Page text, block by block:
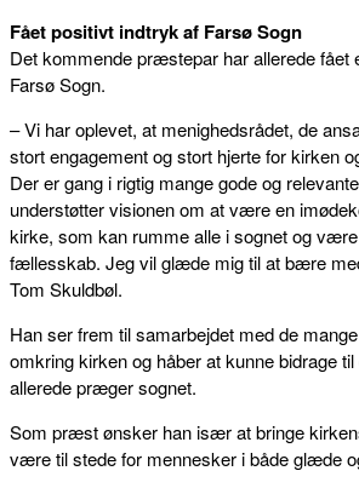
Fået positivt indtryk af Farsø Sogn
Det kommende præstepar har allerede fået
Farsø Sogn.
– Vi har oplevet, at menighedsrådet, de
stort engagement og stort hjerte for kirken
Der er gang i rigtig mange gode og
understøtter visionen om at være en
kirke, som kan rumme alle i sognet og
fællesskab. Jeg vil glæde mig til at bære
Tom Skuldbøl.
Han ser frem til samarbejdet med de
omkring kirken og håber at kunne bidrage
allerede præger sognet.
Som præst ønsker han især at bringe
være til stede for mennesker i både glæde